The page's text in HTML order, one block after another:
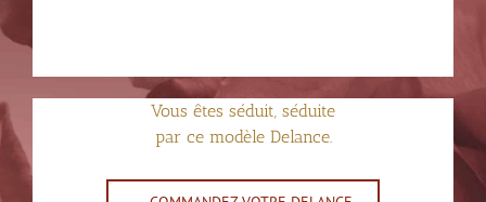
Vous êtes séduit, séduite
par ce modèle Delance.